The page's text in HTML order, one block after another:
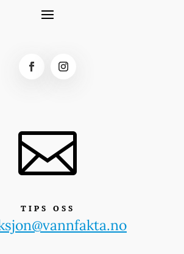

TIPS OSS